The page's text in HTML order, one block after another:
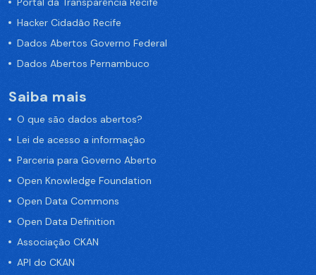
Hacker Cidadão Recife
Dados Abertos Governo Federal
Dados Abertos Pernambuco
Saiba mais
O que são dados abertos?
Lei de acesso a informação
Parceria para Governo Aberto
Open Knowledge Foundation
Open Data Commons
Open Data Definition
Associação CKAN
API do CKAN